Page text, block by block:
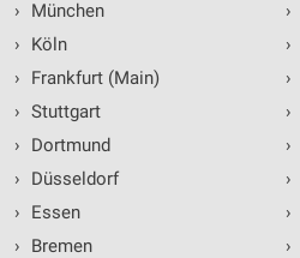
›
München
›
Köln
›
Frankfurt (Main)
› Stuttgart
›
Dortmund
›
Düsseldorf
›
Essen
›
Bremen
›
›
›
›
›
›
›
›